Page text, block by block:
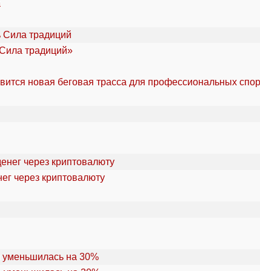
традиций»
новая беговая трасса для профессиональных
через криптовалюту